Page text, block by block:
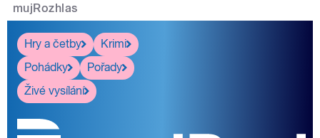
mujRozhlas
Hry a četby
Krimi
Pohádky
Pořady
Živé vysílání